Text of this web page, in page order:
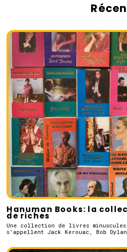
Hanuman Books: la
de riches
Une collection de livres
s'appellent Jack Kerouac, Bob